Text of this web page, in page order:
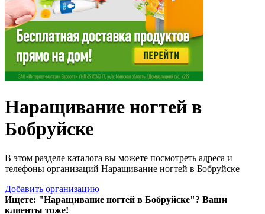
Наращивание ногтей в
Бобруйске
В этом разделе каталога вы можете посмотреть адреса и
телефоны организаций Наращивание ногтей в Бобруйске
Добавить организацию
Ищете: "Наращивание ногтей в Бобруйске"? Ваши
клиенты тоже!